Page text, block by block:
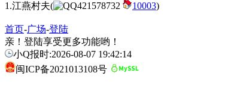
1.江燕村夫(
421578732 10003)
首页-广场-登陆
亲！登陆享受更多功能哟！
小Q报时:2026-08-07 19:42:14
闽ICP备2021013108号